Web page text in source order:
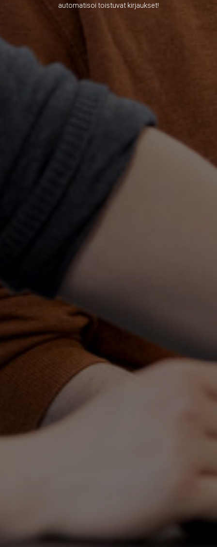
automatisoi toistuvat kirjaukset!